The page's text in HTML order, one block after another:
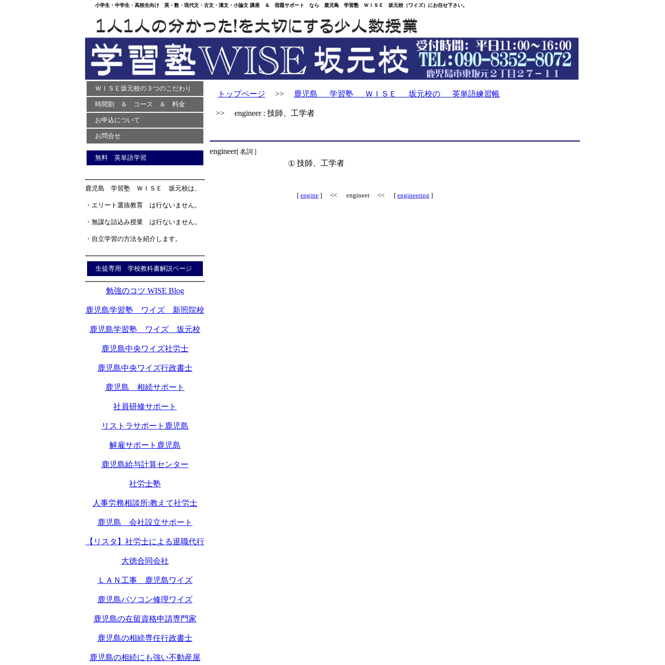
小学生・中学生・高校生向け 英・数・現代文・古文・漢文・小論文 講座 ＆ 宿題サポート なら 鹿児島 学習塾 ＷＩＳＥ 坂元校（ワイズ）にお任せ下さい。
ＷＩＳＥ坂元校の３つのこだわり
時間割 ＆ コース ＆ 料金
お申込について
お問合せ
無料 英単語学習
鹿児島 学習塾 ＷＩＳＥ 坂元校は、
・エリート選抜教育 は行ないません。
・無謀な詰込み授業 は行ないません。
・自立学習の方法を紹介します。
生徒専用 学校教科書解説ページ
勉強のコツ WISE Blog
鹿児島学習塾 ワイズ 新照院校
鹿児島学習塾 ワイズ 坂元校
鹿児島中央ワイズ社労士
鹿児島中央ワイズ行政書士
鹿児島 相続サポート
社員研修サポート
リストラサポート鹿児島
解雇サポート鹿児島
鹿児島給与計算センター
社労士塾
人事労務相談所:教えて社労士
鹿児島 会社設立サポート
【リスタ】社労士による退職代行
大徳合同会社
ＬＡＮ工事 鹿児島ワイズ
鹿児島パソコン修理ワイズ
鹿児島の在留資格申請専門家
鹿児島の相続専任行政書士
鹿児島の相続にも強い不動産屋
トップページ >> 鹿児島 学習塾 ＷＩＳＥ 坂元校の 英単語練習帳
>> engineer : 技師、工学者
engineer[ 名詞 ]
① 技師、工学者
[ engine ] << engineer << [ engineering ]